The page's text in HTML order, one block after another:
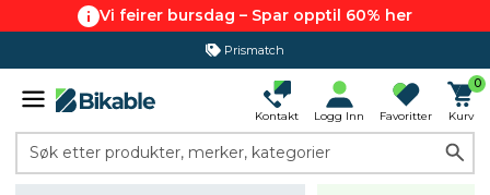
Vi feirer bursdag – Spar opptil 60% her
Prismatch
Kontakt Logg Inn Favoritter
0
Kurv
Søk etter produkter, merker, kategorier